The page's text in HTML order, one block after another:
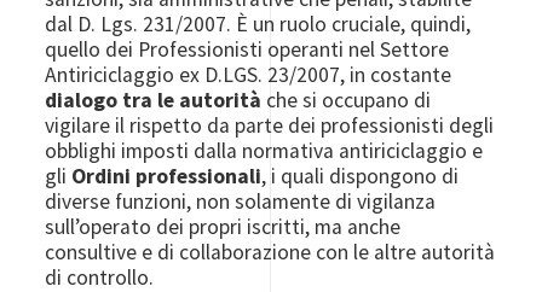
dal D. Lgs. 231/2007. È un ruolo cruciale, quindi,
quello dei Professionisti operanti nel Settore
Antiriciclaggio ex D.LGS. 23/2007, in costante
dialogo tra le autorità che si occupano di
vigilare il rispetto da parte dei professionisti degli
obblighi imposti dalla normativa antiriciclaggio e
gli Ordini professionali, i quali dispongono di
diverse funzioni, non solamente di vigilanza
sull’operato dei propri iscritti, ma anche
consultive e di collaborazione con le altre autorità
di controllo.